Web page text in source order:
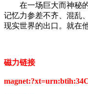
在一场巨大而神秘的
记忆力参差不齐、混乱
现实世界的出口。就在
磁力链接